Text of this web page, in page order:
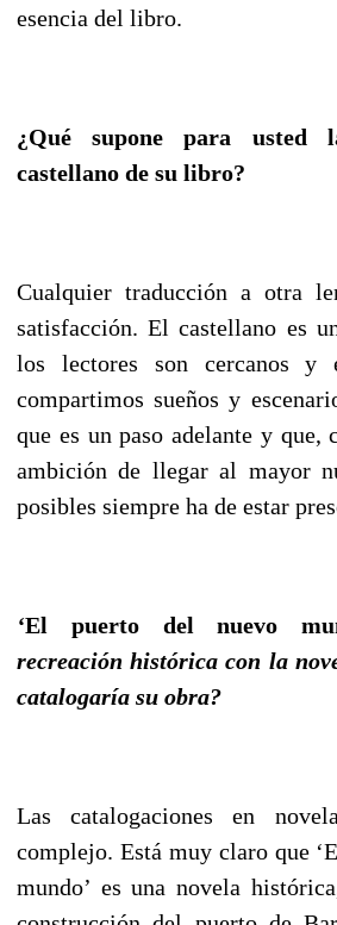
esencia del libro.
¿Qué supone para usted
castellano de su libro?
Cualquier traducción a otra
satisfacción. El castellano es
los lectores son cercanos y
compartimos sueños y
que es un paso adelante y que,
ambición de llegar al mayor
posibles siempre ha de estar
‘El puerto del nuevo
recreación histórica con la
catalogaría su obra?
Las catalogaciones en
complejo. Está muy claro que
mundo’ es una novela